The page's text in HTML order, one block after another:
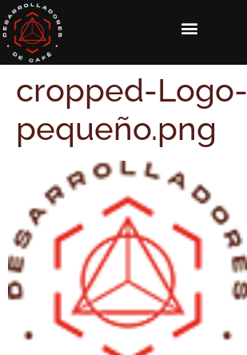
cropped-Logo-
pequeño.png